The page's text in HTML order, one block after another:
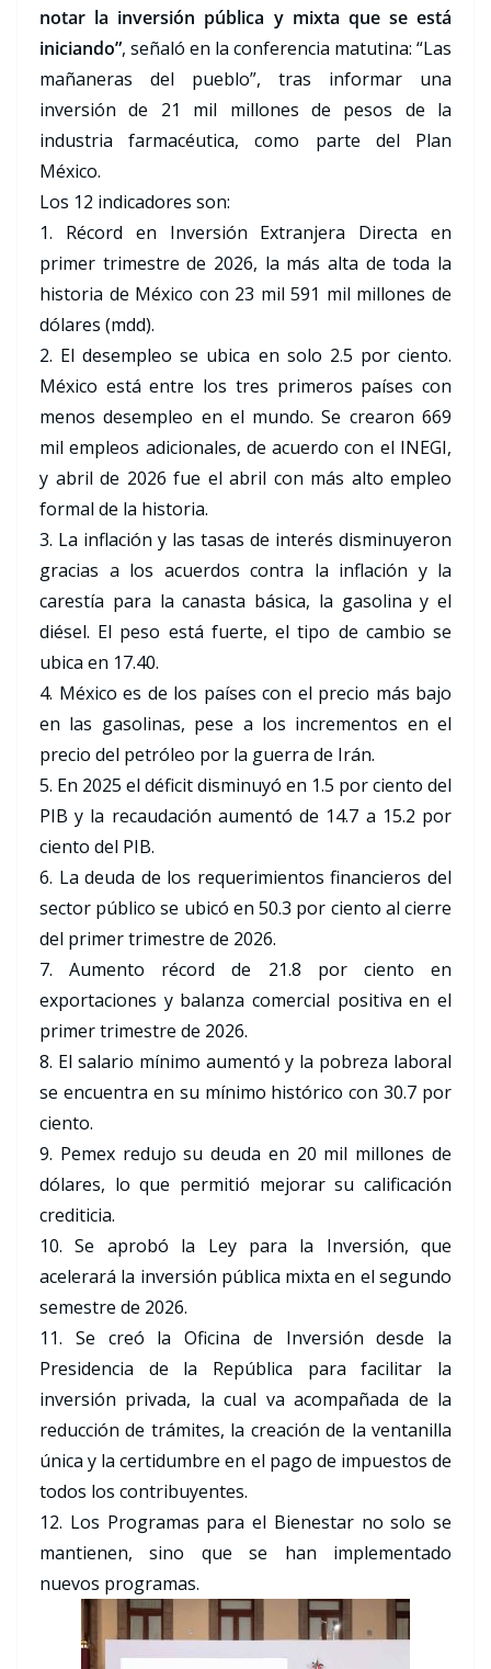
notar la inversión pública y mixta que se está
iniciando”, señaló en la conferencia matutina: “Las
mañaneras del pueblo”, tras informar una
inversión de 21 mil millones de pesos de la
industria farmacéutica, como parte del Plan
México.
Los 12 indicadores son:
1. Récord en Inversión Extranjera Directa en
primer trimestre de 2026, la más alta de toda la
historia de México con 23 mil 591 mil millones de
dólares (mdd).
2. El desempleo se ubica en solo 2.5 por ciento.
México está entre los tres primeros países con
menos desempleo en el mundo. Se crearon 669
mil empleos adicionales, de acuerdo con el INEGI,
y abril de 2026 fue el abril con más alto empleo
formal de la historia.
3. La inflación y las tasas de interés disminuyeron
gracias a los acuerdos contra la inflación y la
carestía para la canasta básica, la gasolina y el
diésel. El peso está fuerte, el tipo de cambio se
ubica en 17.40.
4. México es de los países con el precio más bajo
en las gasolinas, pese a los incrementos en el
precio del petróleo por la guerra de Irán.
5. En 2025 el déficit disminuyó en 1.5 por ciento del
PIB y la recaudación aumentó de 14.7 a 15.2 por
ciento del PIB.
6. La deuda de los requerimientos financieros del
sector público se ubicó en 50.3 por ciento al cierre
del primer trimestre de 2026.
7. Aumento récord de 21.8 por ciento en
exportaciones y balanza comercial positiva en el
primer trimestre de 2026.
8. El salario mínimo aumentó y la pobreza laboral
se encuentra en su mínimo histórico con 30.7 por
ciento.
9. Pemex redujo su deuda en 20 mil millones de
dólares, lo que permitió mejorar su calificación
crediticia.
10. Se aprobó la Ley para la Inversión, que
acelerará la inversión pública mixta en el segundo
semestre de 2026.
11. Se creó la Oficina de Inversión desde la
Presidencia de la República para facilitar la
inversión privada, la cual va acompañada de la
reducción de trámites, la creación de la ventanilla
única y la certidumbre en el pago de impuestos de
todos los contribuyentes.
12. Los Programas para el Bienestar no solo se
mantienen, sino que se han implementado
nuevos programas.